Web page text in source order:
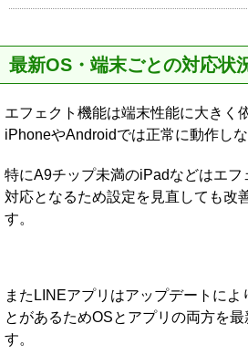
最新OS・端末ごとの対応状
エフェクト機能は端末性能に大きく
iPhoneやAndroidでは正常に動作し
特にA9チップ未満のiPadなどはエフ
対応となるため設定を見直しても改
す。
またLINEアプリはアップデートによ
とがあるためOSとアプリの両方を
す。